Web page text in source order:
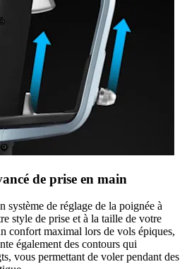
de prise en main
système de réglage de la poignée à
style de prise et à la taille de votre
confort maximal lors de vols épiques,
également des contours qui
vous permettant de voler pendant des